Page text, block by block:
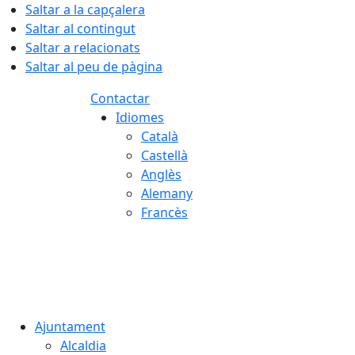
Saltar a la capçalera
Saltar al contingut
Saltar a relacionats
Saltar al peu de pàgina
Contactar
Idiomes
Català
Castellà
Anglès
Alemany
Francès
Ajuntament
Alcaldia